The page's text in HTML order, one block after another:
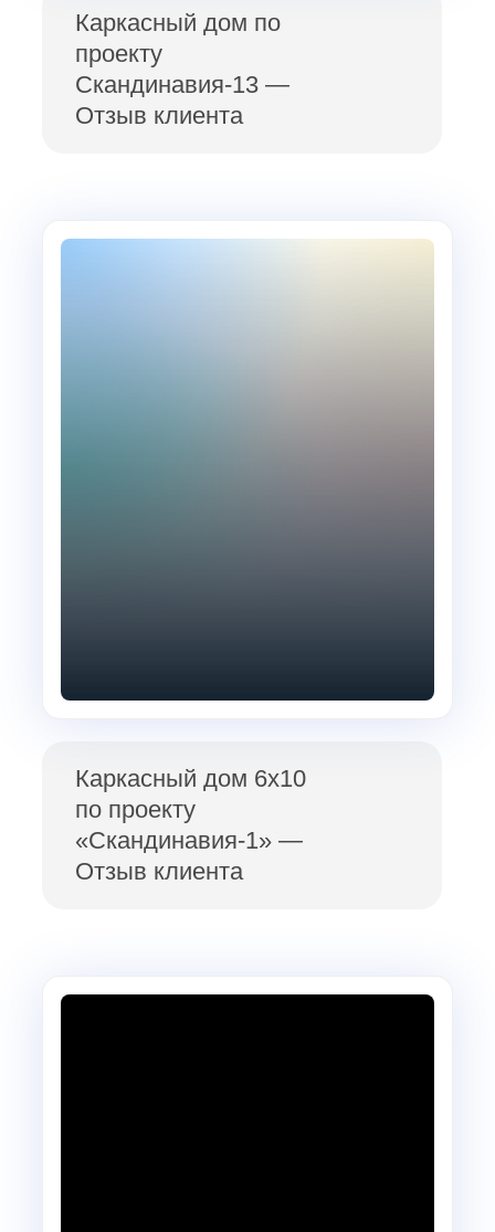
Каркасный дом по
проекту
Скандинавия-13 —
Отзыв клиента
Каркасный дом 6х10
по проекту
«Скандинавия-1» —
Отзыв клиента